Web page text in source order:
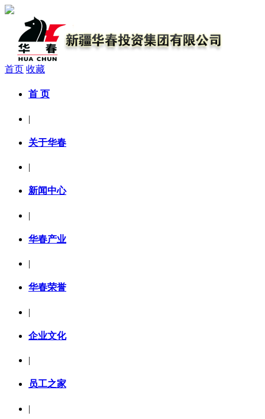
首页 收藏
首 页
|
关于华春
|
新闻中心
|
华春产业
|
华春荣誉
|
企业文化
|
员工之家
|